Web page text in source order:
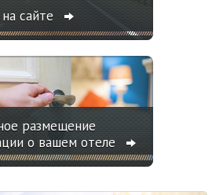
сайте
размещение
о вашем отеле